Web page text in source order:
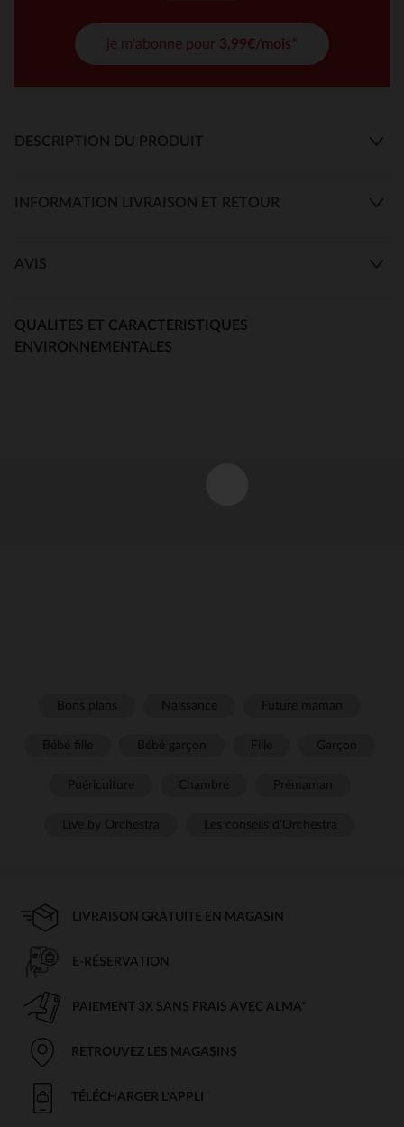
je m'abonne pour 3,99€/mois*
DESCRIPTION DU PRODUIT
INFORMATION LIVRAISON ET RETOUR
AVIS
QUALITES ET CARACTERISTIQUES
ENVIRONNEMENTALES
LIVRAISON GRATUITE EN MAGASIN
E-RÉSERVATION
PAIEMENT 3X SANS FRAIS AVEC ALMA*
RETROUVEZ LES MAGASINS
TÉLÉCHARGER L'APPLI